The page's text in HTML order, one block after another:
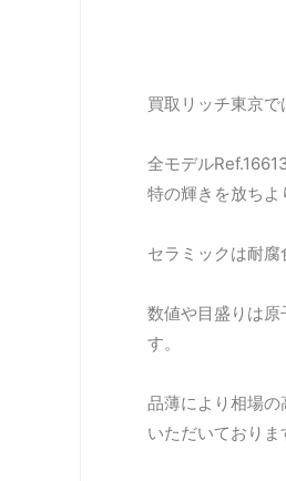
買取リッチ東京で
全モデル
特の輝きを放ちよ
セラミックは耐腐
数値や目盛りは
す。
品薄により相場
いただいておりま